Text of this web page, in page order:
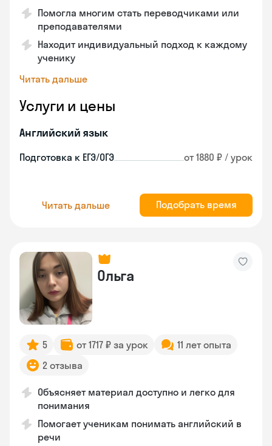
Помогла многим стать переводчиками или
преподавателями
Находит индивидуальный подход к каждому
ученику
Читать дальше
Услуги и цены
Английский язык
Подготовка к ЕГЭ/ОГЭ от 1880 ₽ / урок
Читать дальше Подобрать время
Ольга
5 от 1717 ₽ за урок
11 лет опыта
2 отзыва
Объясняет материал доступно и легко для
понимания
Помогает ученикам понимать английский в
речи